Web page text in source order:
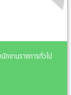
งานราชการทั่วไป